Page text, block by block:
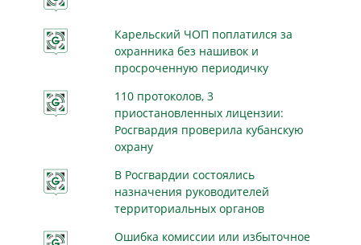
Карельский ЧОП поплатился за
охранника без нашивок и
просроченную периодичку
110 протоколов, 3
приостановленных лицензии:
Росгвардия проверила кубанскую
охрану
В Росгвардии состоялись
назначения руководителей
территориальных органов
Ошибка комиссии или избыточное